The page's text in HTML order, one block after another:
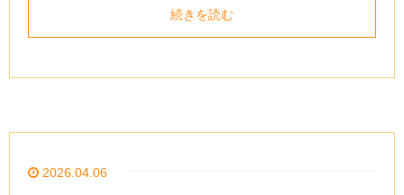
続きを読む
2026.04.06